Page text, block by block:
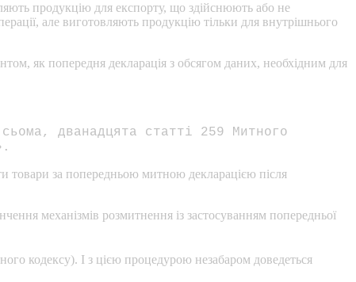
продукцію для експорту, що здійснюють або не
але виготовляють продукцію тільки для внутрішнього
як попередня декларація з обсягом даних, необхідним для
дванадцята статті 259 Митного
товари за попередньою митною декларацією після
механізмів розмитнення із застосуванням попередньої
кодексу). І з цією процедурою незабаром доведеться